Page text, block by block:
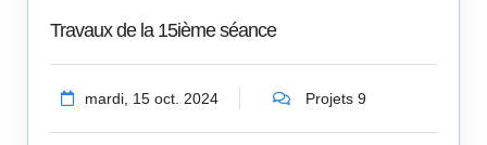
Travaux de la 15ième séance
mardi, 15 oct. 2024 Projets 9